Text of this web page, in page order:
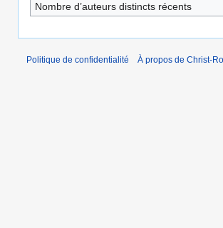
Nombre d’auteurs distincts récents
Politique de confidentialité À propos de Christ-